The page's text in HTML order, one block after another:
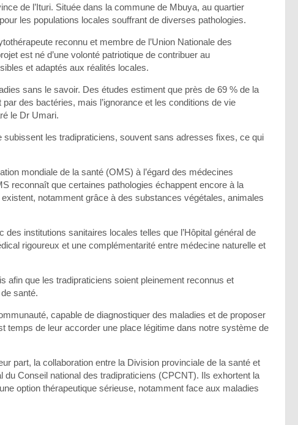
de l’Ituri. Située dans la commune de Mbuya, au quartier
les populations locales souffrant de diverses pathologies.
reconnu et membre de l’Union Nationale des
est né d’une volonté patriotique de contribuer au
et adaptés aux réalités locales.
sans le savoir. Des études estiment que près de 69 % de la
des bactéries, mais l’ignorance et les conditions de vie
le Dr Umari.
les tradipraticiens, souvent sans adresses fixes, ce qui
mondiale de la santé (OMS) à l’égard des médecines
reconnaît que certaines pathologies échappent encore à la
notamment grâce à des substances végétales, animales
institutions sanitaires locales telles que l’Hôpital général de
rigoureux et une complémentarité entre médecine naturelle et
afin que les tradipraticiens soient pleinement reconnus et
santé.
capable de diagnostiquer des maladies et de proposer
de leur accorder une place légitime dans notre système de
part, la collaboration entre la Division provinciale de la santé et
Conseil national des tradipraticiens (CPCNT). Ils exhortent la
option thérapeutique sérieuse, notamment face aux maladies